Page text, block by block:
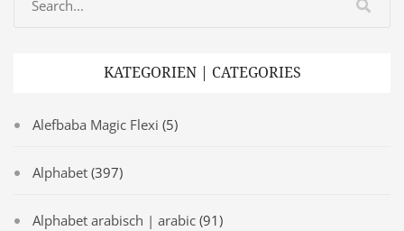
KATEGORIEN | CATEGORIES
Alefbaba Magic Flexi (5)
Alphabet (397)
Alphabet arabisch | arabic (91)